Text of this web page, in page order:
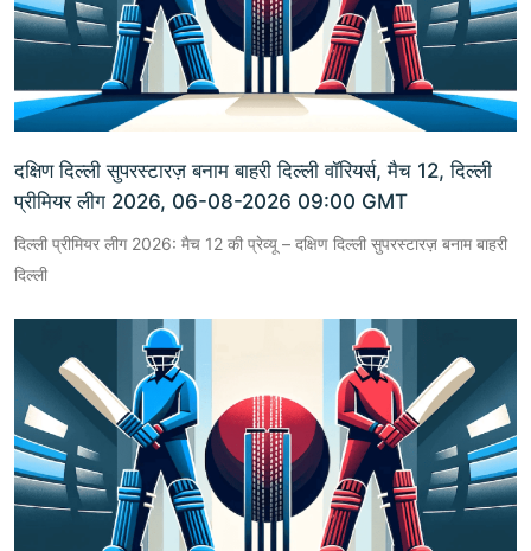
दक्षिण दिल्ली सुपरस्टारज़ बनाम बाहरी दिल्ली वॉरियर्स, मैच 12, दिल्ली
प्रीमियर लीग 2026, 06-08-2026 09:00 GMT
दिल्ली प्रीमियर लीग 2026: मैच 12 की प्रेव्यू – दक्षिण दिल्ली सुपरस्टारज़ बनाम बाहरी
दिल्ली